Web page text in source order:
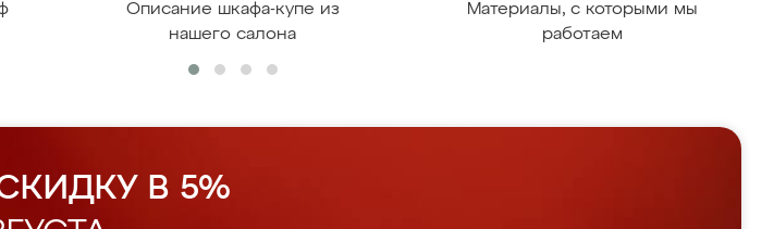
Описание шкафа-купе из
нашего салона
Материалы, с которыми мы
работаем
В 5%